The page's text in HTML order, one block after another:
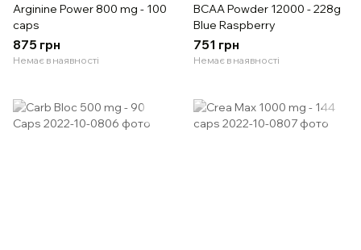
Arginine Power 800 mg - 100
caps
875 грн
Немає в наявності
BCAA Powder 12000 - 228g
Blue Raspberry
751 грн
Немає в наявності